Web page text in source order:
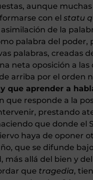
aunque muchas
con el statu
de la
palabra del poder,
palabras, creadas
neta oposición a
arriba por el orden
que aprender a
que responde a la
prestando
que donde el
haya de oponer
que se difunde
más allá del bien y
que tragedia,